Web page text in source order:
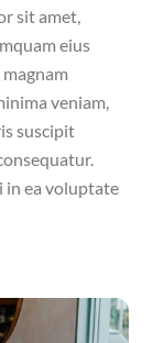
sit amet,
eius
veniam,
suscipit
in ea voluptate